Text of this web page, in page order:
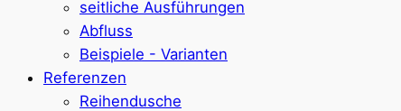
seitliche Ausführungen
Abfluss
Beispiele - Varianten
Referenzen
Reihendusche